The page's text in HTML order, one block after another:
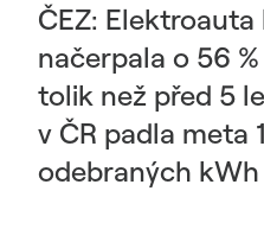
ČEZ: Elektroauta
načerpala o 56
tolik než před 5
v ČR padla meta
odebraných